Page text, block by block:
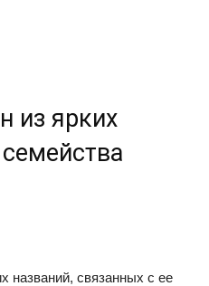
из ярких
названий, связанных с ее